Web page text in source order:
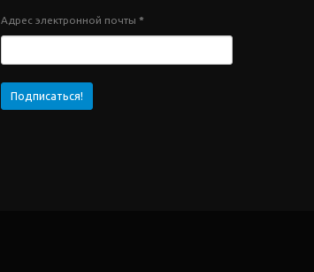
Адрес электронной почты *